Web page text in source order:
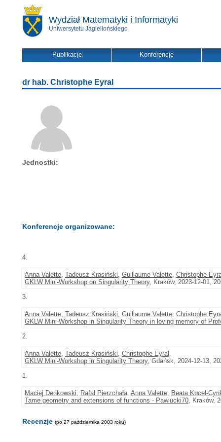
Wydział Matematyki i Informatyki
Uniwersytetu Jagiellońskiego
Publikacje Konferencje
dr hab. Christophe Eyral
Jednostki:
Konferencje organizowane:
4.
Anna Valette, Tadeusz Krasiński, Guillaume Valette, Christophe
GKLW Mini-Workshop on Singularity Theory, Kraków, 2023-12-01,
3.
Anna Valette, Tadeusz Krasiński, Guillaume Valette, Christophe
GKLW Mini-Workshop in Singularity Theory in loving memory of
2.
Anna Valette, Tadeusz Krasiński, Christophe Eyral .
GKLW Mini-Workshop in Singularity Theory, Gdańsk, 2024-12-13,
1.
Maciej Denkowski, Rafał Pierzchała, Anna Valette, Beata Kocel-
Tame geometry and extensions of functions - Pawlucki70, Kraków,
Recenzje (po 27 października 2003 roku)